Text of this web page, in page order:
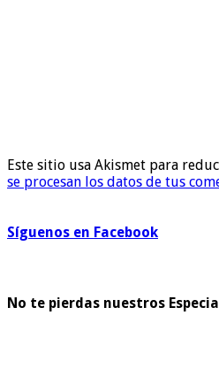
Este sitio usa Akismet para
se procesan los datos de tus
Síguenos en Facebook
No te pierdas nuestros